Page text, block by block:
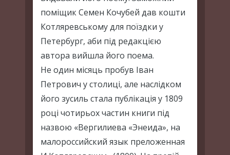
поміщик Семен Кочубей дав кошти
Котляревському для поїздки у
Петербург, аби під редакцією
автора вийшла його поема.
Не один місяць пробув Іван
Петрович у столиці, але наслідком
його зусиль стала публікація у 1809
році чотирьох частин книги під
назвою «Вергилиева «Энеида», на
малороссийский язык преложенная